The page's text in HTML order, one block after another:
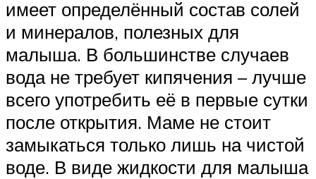
имеет определённый состав солей
и минералов, полезных для
малыша. В большинстве случаев
вода не требует кипячения – лучше
всего употребить её в первые сутки
после открытия. Маме не стоит
замыкаться только лишь на чистой
воде. В виде жидкости для малыша